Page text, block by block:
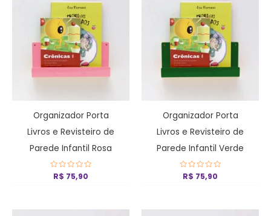
Organizador Porta
Livros e Revisteiro de
Parede Infantil Rosa
Avaliação
0R$ 75,90
Organizador Porta
Livros e Revisteiro de
Parede Infantil Verde
Avaliação
0R$ 75,90